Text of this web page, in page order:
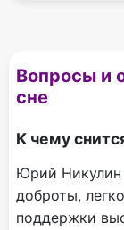
Вопросы и
сне
К чему
Юрий Никулин
доброты,
поддержки